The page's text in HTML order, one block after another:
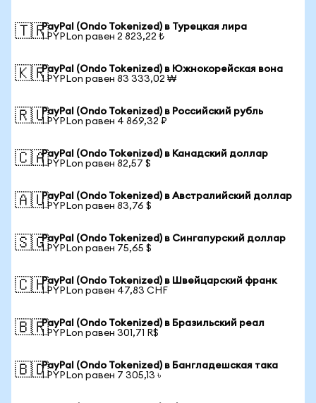
🇹🇷PayPal (Ondo Tokenized) в Турецкая лира
1 PYPLon равен 2 823,22 ₺
🇰🇷PayPal (Ondo Tokenized) в Южнокорейская вона
1 PYPLon равен 83 333,02 ₩
🇷🇺PayPal (Ondo Tokenized) в Российский рубль
1 PYPLon равен 4 869,32 ₽
🇨🇦PayPal (Ondo Tokenized) в Канадский доллар
1 PYPLon равен 82,57 $
🇦🇺PayPal (Ondo Tokenized) в Австралийский доллар
1 PYPLon равен 83,76 $
🇸🇬PayPal (Ondo Tokenized) в Сингапурский доллар
1 PYPLon равен 75,65 $
🇨🇭PayPal (Ondo Tokenized) в Швейцарский франк
1 PYPLon равен 47,83 CHF
🇧🇷PayPal (Ondo Tokenized) в Бразильский реал
1 PYPLon равен 301,71 R$
🇧🇩PayPal (Ondo Tokenized) в Бангладешская така
1 PYPLon равен 7 305,13 ৳